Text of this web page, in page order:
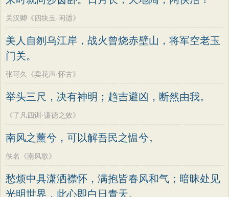
关汉卿《四块玉·闲适》
美人自刎乌江岸，战火曾烧赤壁山，将军空老玉
门关。
张可久《卖花声·怀古》
举头三尺，决有神明；趋吉避凶，断然由我。
《了凡四训·谦德之效》
南风之薰兮，可以解吾民之愠兮。
佚名《南风歌》
愁烦中具潇洒襟怀，满抱皆春风和气；暗昧处见
光明世界，此心即白日青天。